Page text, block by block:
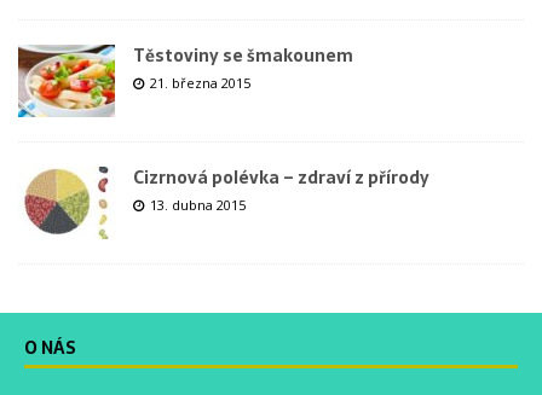
Těstoviny se šmakounem
21. března 2015
Cizrnová polévka – zdraví z přírody
13. dubna 2015
O NÁS